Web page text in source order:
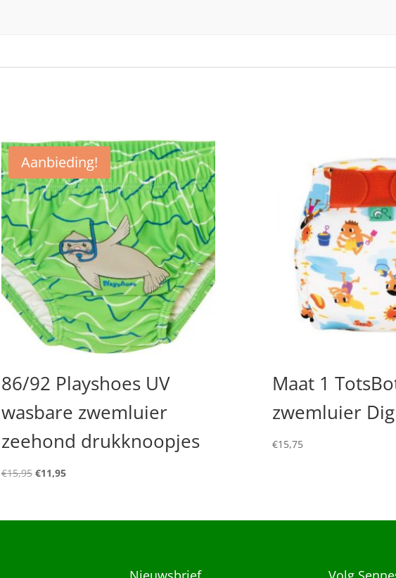
Aanbieding!
86/92 Playshoes UV
wasbare zwemluier
zeehond drukknoopjes
€15,95 Oorspronkelijke
€15,95.
€11,95Huidige
€11,95.
Maat 1
zwemluier
€15,75